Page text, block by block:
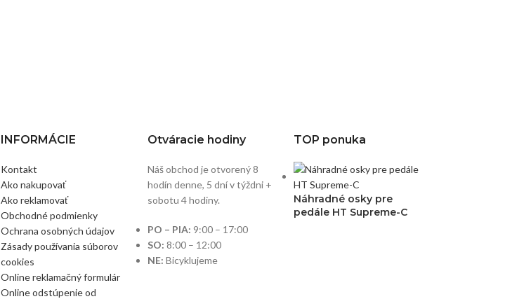
INFORMÁCIE
Kontakt
Ako nakupovať
Ako reklamovať
Obchodné podmienky
Ochrana osobných údajov
Zásady používania súborov
cookies
Online reklamačný formulár
Online odstúpenie od
Otváracie hodiny
Náš obchod je otvorený 8
hodín denne, 5 dní v týždni +
sobotu 4 hodiny.
PO – PIA: 9:00 – 17:00
SO: 8:00 – 12:00
NE: Bicyklujeme
TOP ponuka
Náhradné osky pre
pedále HT Supreme-C